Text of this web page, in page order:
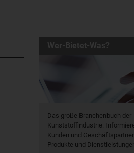
Wer-Bietet-Was?
Das große Branchenbuch der
Kunststoffindustrie:
Kunden und
Produkte und